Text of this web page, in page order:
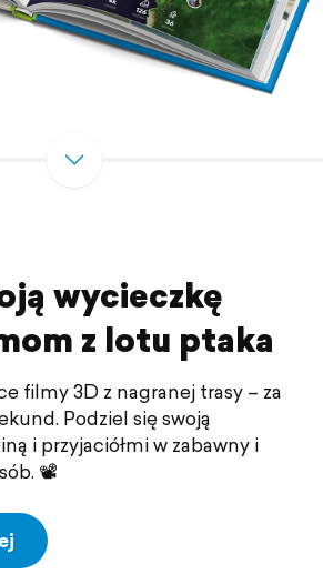
wycieczkę
z lotu ptaka
filmy 3D z nagranej trasy – za
Podziel się swoją
i przyjaciółmi w zabawny i
📽️